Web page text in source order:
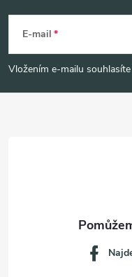
p
E-mail
Vložením e-mailu